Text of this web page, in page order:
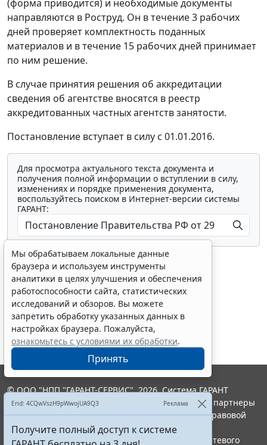
(форма приводится) и необходимые документы
направляются в Роструд. Он в течение 3 рабочих
дней проверяет комплектность поданных
материалов и в течение 15 рабочих дней принимает
по ним решение.
В случае принятия решения об аккредитации
сведения об агентстве вносятся в реестр
аккредитованных частных агентств занятости.
Постановление вступает в силу с 01.01.2016.
Для просмотра актуального текста документа и
получения полной информации о вступлении в силу,
изменениях и порядке применения документа,
воспользуйтесь поиском в Интернет-версии системы
ГАРАНТ:
Показать все материалы
Мы обрабатываем локальные данные
браузера и используем инструменты
аналитики в целях улучшения и обеспечения
работоспособности сайта, статистических
исследований и обзоров. Вы можете
запретить обработку указанных данных в
настройках браузера. Пожалуйста,
ознакомьтесь с условиями их обработки.
Принять
Erid: 4CQwVszH9pWwojUA9Q3 Реклама
Получите полный доступ к системе
© ООО "НПП "ГАРАНТ-СЕРВИС", 2026. Система ГАРАНТ
выпускается с 1990 года. Компания "Гарант" и ее партнеры
являются участниками Российской ассоциации правовой
информации ГАРАНТ.
Портал ГАРАНТ.РУ зарегистрирован в качестве сетевого